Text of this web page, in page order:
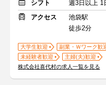
シフト
週3日以上 1
アクセス
池袋駅
徒歩2分
大学生歓迎 副業・Ｗワーク歓
未経験者歓迎
主婦(夫)歓迎
株式会社喜代村の求人一覧を見る